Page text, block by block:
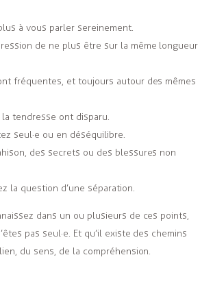
à vous parler sereinement.
de ne plus être sur la même longueur
fréquentes, et toujours autour des mêmes
tendresse ont disparu.
seul·e ou en déséquilibre.
des secrets ou des blessures non
la question d’une séparation.
dans un ou plusieurs de ces points,
pas seul·e. Et qu’il existe des chemins
du sens, de la compréhension.